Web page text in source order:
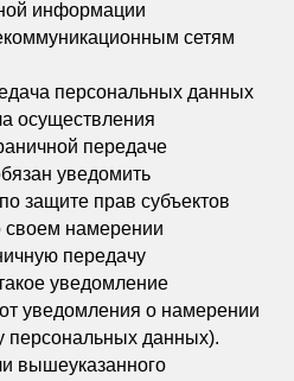
информации
сетям
персональных данных
осуществления
передаче
уведомить
защите прав субъектов
своем намерении
передачу
уведомление
уведомления о намерении
персональных данных).
вышеуказанного